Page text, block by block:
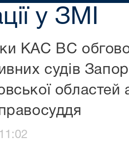
у ЗМІ
КАС ВС
судів
областей